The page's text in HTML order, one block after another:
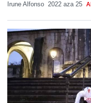
Irune Alfonso 2022 aza 25